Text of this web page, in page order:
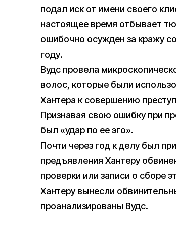
подал иск от имени своего
настоящее время отбывает
ошибочно осужден за кражу
году.
Вудс провела
волос, которые были
Хантера к совершению
Признавая свою ошибку при
был «удар по ее эго».
Почти через год к делу был
предъявления Хантеру
проверки или записи о сборе
Хантеру вынесли
проанализированы Вудс.